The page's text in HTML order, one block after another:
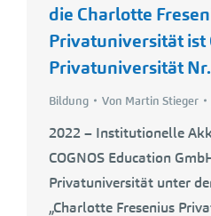
die Charlotte
Privatuniversität ist
Privatuniversität
Bildung Von Martin Stieger
2022 – Institutionelle
COGNOS Education
Privatuniversität unter
„Charlotte Fresenius